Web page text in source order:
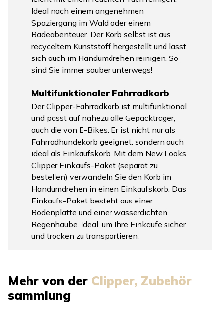
Ideal nach einem angenehmen
Spaziergang im Wald oder einem
Badeabenteuer. Der Korb selbst ist aus
recyceltem Kunststoff hergestellt und lässt
sich auch im Handumdrehen reinigen. So
sind Sie immer sauber unterwegs!
Multifunktionaler Fahrradkorb
Der Clipper-Fahrradkorb ist multifunktional
und passt auf nahezu alle Gepäckträger,
auch die von E-Bikes. Er ist nicht nur als
Fahrradhundekorb geeignet, sondern auch
ideal als Einkaufskorb. Mit dem New Looks
Clipper Einkaufs-Paket (separat zu
bestellen) verwandeln Sie den Korb im
Handumdrehen in einen Einkaufskorb. Das
Einkaufs-Paket besteht aus einer
Bodenplatte und einer wasserdichten
Regenhaube. Ideal, um Ihre Einkäufe sicher
und trocken zu transportieren.
Mehr von der Clipper, Zubehör
sammlung